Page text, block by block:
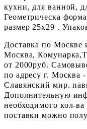
кухни, для ванной,
Геометрическа
размер 25x29 .
Доставка по Москве
Москва,
от 2000руб.
по адресу г.
Славянский мир.
Дополнительную
необходимого кол-
поставки можно